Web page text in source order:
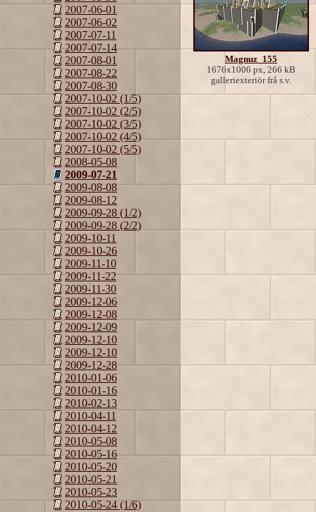
2007-06-01
2007-06-02
2007-07-11
2007-07-14
2007-08-01
2007-08-22
2007-08-30
2007-10-02 (1/5)
2007-10-02 (2/5)
2007-10-02 (3/5)
2007-10-02 (4/5)
2007-10-02 (5/5)
2008-05-08
2009-07-21
2009-08-08
2009-08-12
2009-09-28 (1/2)
2009-09-28 (2/2)
2009-10-11
2009-10-26
2009-11-10
2009-11-22
2009-11-30
2009-12-06
2009-12-08
2009-12-09
2009-12-10
2009-12-10
2009-12-28
2010-01-06
2010-01-16
2010-02-13
2010-04-11
2010-04-12
2010-05-08
2010-05-16
2010-05-20
2010-05-21
2010-05-23
2010-05-24 (1/6)
Magnuz_155
1676x1006 px, 266 kB
galleriexteriör frå s.v.